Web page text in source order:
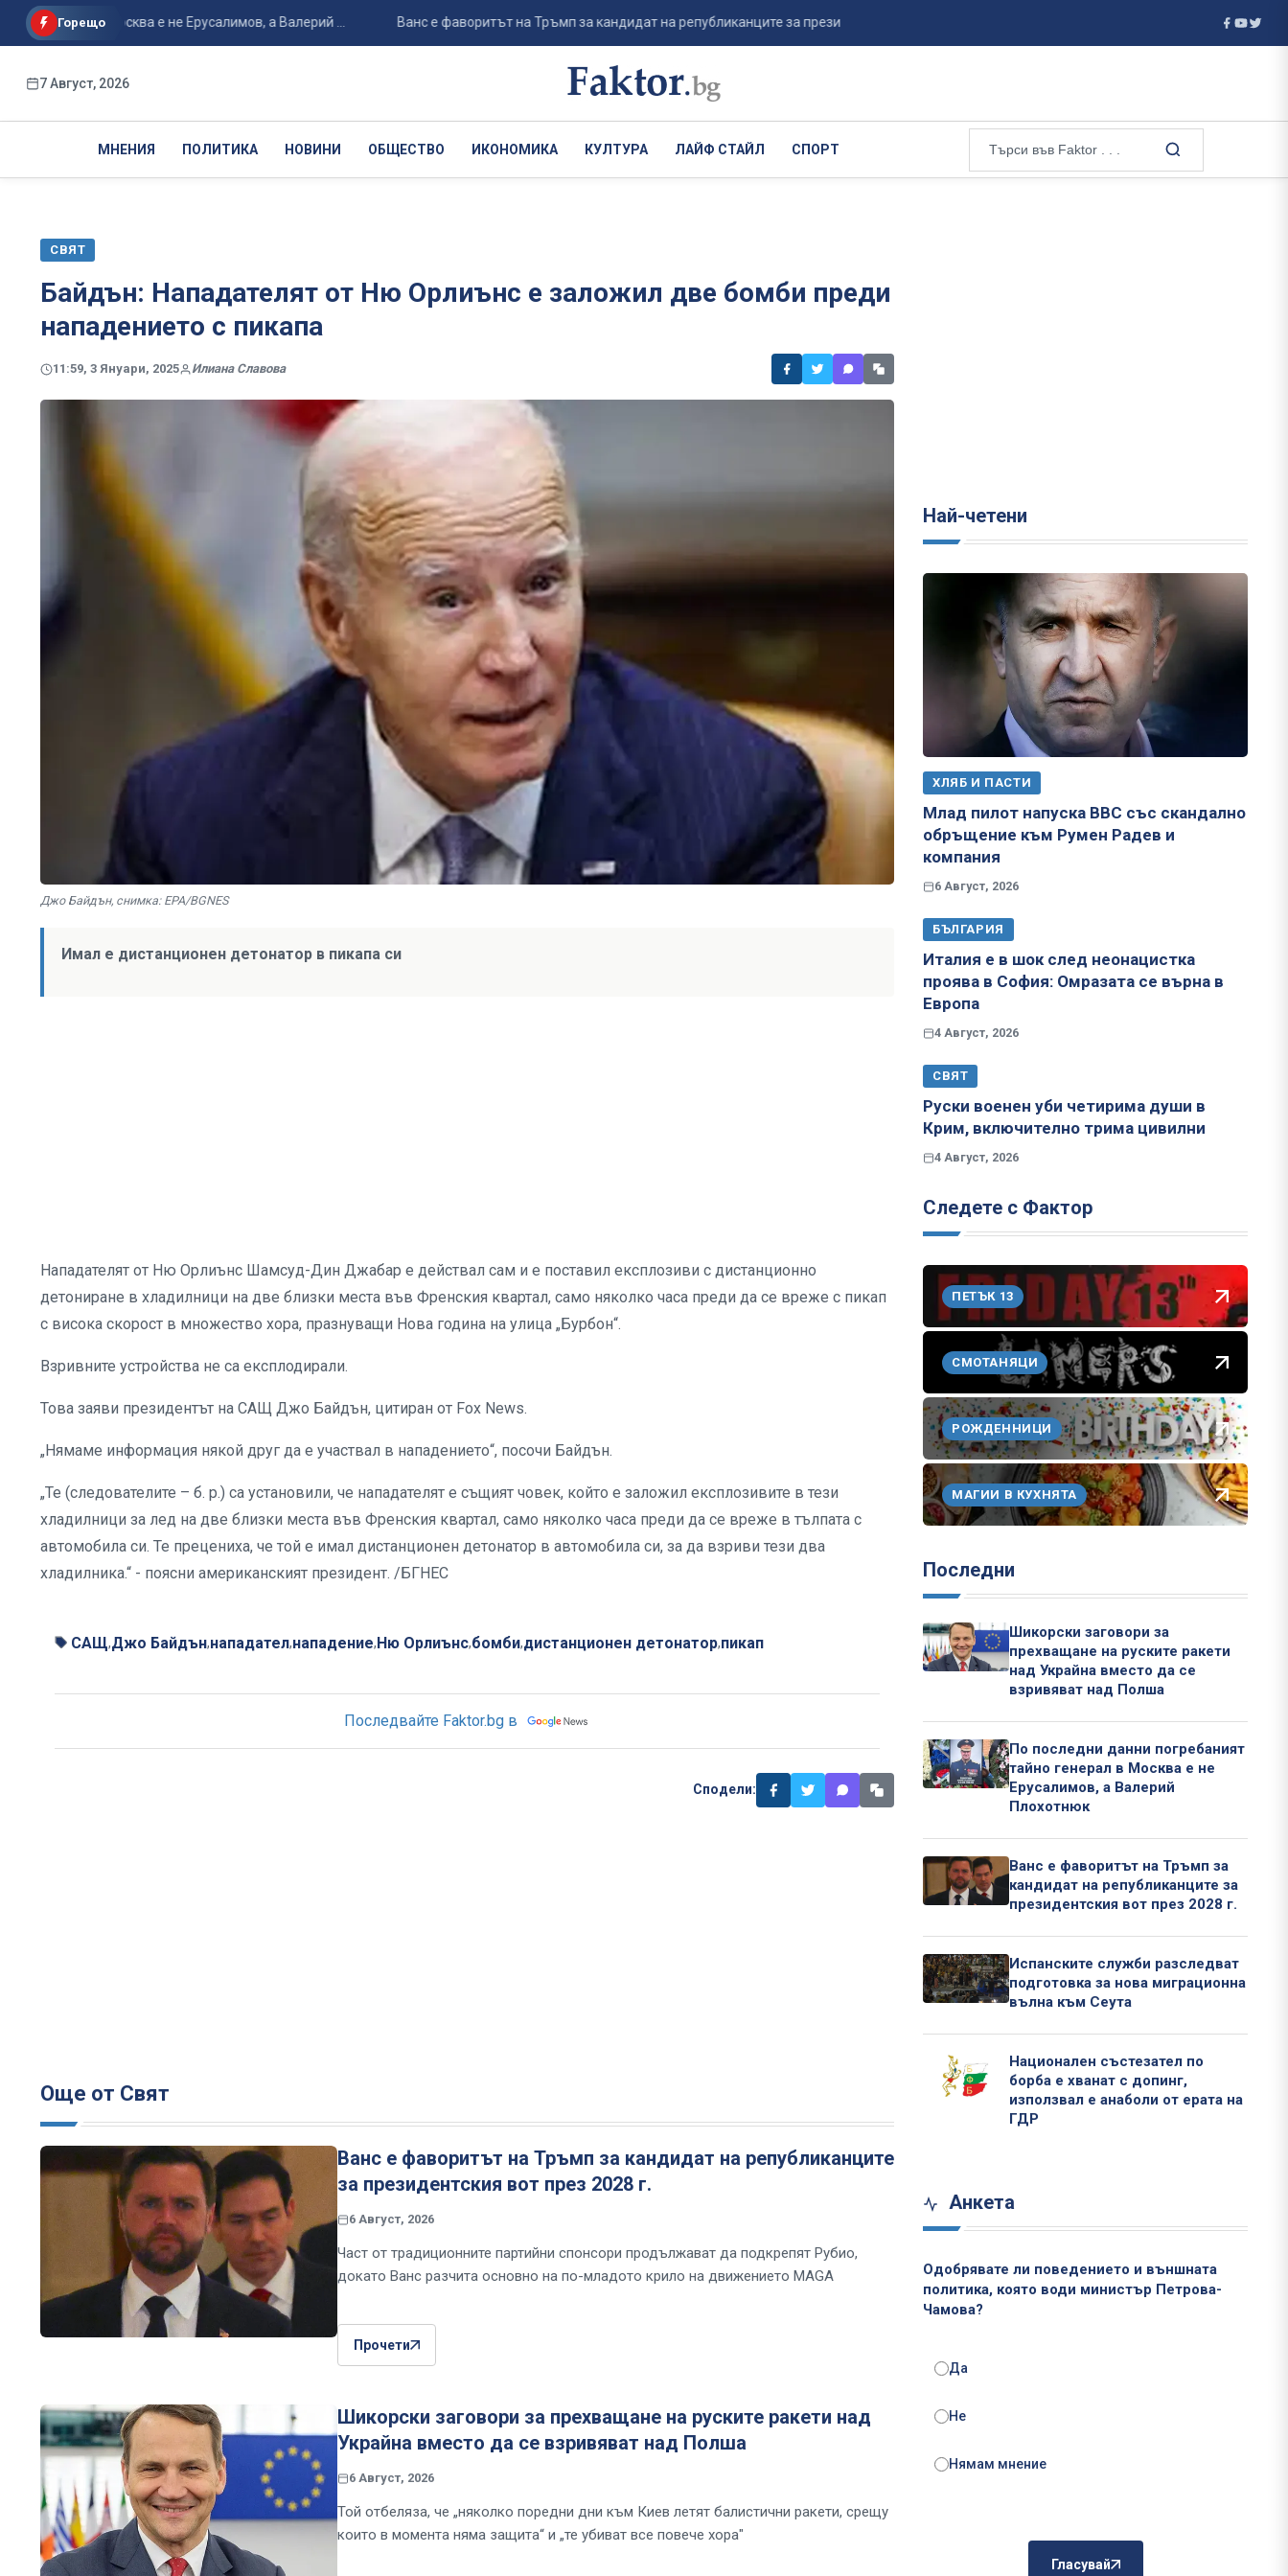
Горещо
в Москва е не Ерусалимов, а Валерий ... Ванс е фаворитът на Тръмп за кандидат на републиканците за президентския вот пре... Испанските служби разследват подготовка за
7 Август, 2026
МНЕНИЯ ПОЛИТИКА НОВИНИ ОБЩЕСТВО ИКОНОМИКА КУЛТУРА ЛАЙФ СТАЙЛ СПОРТ
СВЯТ
Байдън: Нападателят от Ню Орлиънс е заложил две бомби преди
нападението с пикапа
11:59, 3 Януари, 2025 Илиана Славова
Джо Байдън, снимка: EPA/BGNES
Имал е дистанционен детонатор в пикапа си
Нападателят от Ню Орлиънс Шамсуд-Дин Джабар е действал сам и е поставил експлозиви с дистанционно
детониране в хладилници на две близки места във Френския квартал, само няколко часа преди да се вреже с пикап
с висока скорост в множество хора, празнуващи Нова година на улица „Бурбон“.
Взривните устройства не са експлодирали.
Това заяви президентът на САЩ Джо Байдън, цитиран от Fox News.
„Нямаме информация някой друг да е участвал в нападението“, посочи Байдън.
„Те (следователите – б. р.) са установили, че нападателят е същият човек, който е заложил експлозивите в тези
хладилници за лед на две близки места във Френския квартал, само няколко часа преди да се вреже в тълпата с
автомобила си. Те прецениха, че той е имал дистанционен детонатор в автомобила си, за да взриви тези два
хладилника.“ - поясни американският президент. /БГНЕС
САЩ,Джо Байдън,нападател,нападение,Ню Орлиънс,бомби,дистанционен детонатор,пикап
Последвайте Faktor.bg в
Сподели:
Още от Свят
Ванс е фаворитът на Тръмп за кандидат на републиканците
за президентския вот през 2028 г.
6 Август, 2026
Част от традиционните партийни спонсори продължават да подкрепят Рубио,
докато Ванс разчита основно на по-младото крило на движението MAGA
Прочети
Шикорски заговори за прехващане на руските ракети над
Украйна вместо да се взривяват над Полша
6 Август, 2026
Той отбеляза, че „няколко поредни дни към Киев летят балистични ракети, срещу
които в момента няма защита“ и „те убиват все повече хора"
Най-четени
ХЛЯБ И ПАСТИ
Млад пилот напуска ВВС със скандално
обръщение към Румен Радев и
компания
6 Август, 2026
БЪЛГАРИЯ
Италия е в шок след неонацистка
проява в София: Омразата се върна в
Европа
4 Август, 2026
СВЯТ
Руски военен уби четирима души в
Крим, включително трима цивилни
4 Август, 2026
Следете с Фактор
ПЕТЪК 13
СМОТАНЯЦИ
РОЖДЕННИЦИ
МАГИИ В КУХНЯТА
Последни
Шикорски заговори за
прехващане на руските ракети
над Украйна вместо да се
взривяват над Полша
По последни данни погребаният
тайно генерал в Москва е не
Ерусалимов, а Валерий
Плохотнюк
Ванс е фаворитът на Тръмп за
кандидат на републиканците за
президентския вот през 2028 г.
Испанските служби разследват
подготовка за нова миграционна
вълна към Сеута
Национален състезател по
борба е хванат с допинг,
използвал е анаболи от ерата на
ГДР
Анкета
Одобрявате ли поведението и външната
политика, която води министър Петрова-
Чамова?
Да
Не
Нямам мнение
Гласувай